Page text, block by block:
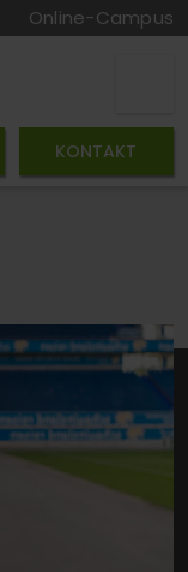
Online-Campus
KONTAKT